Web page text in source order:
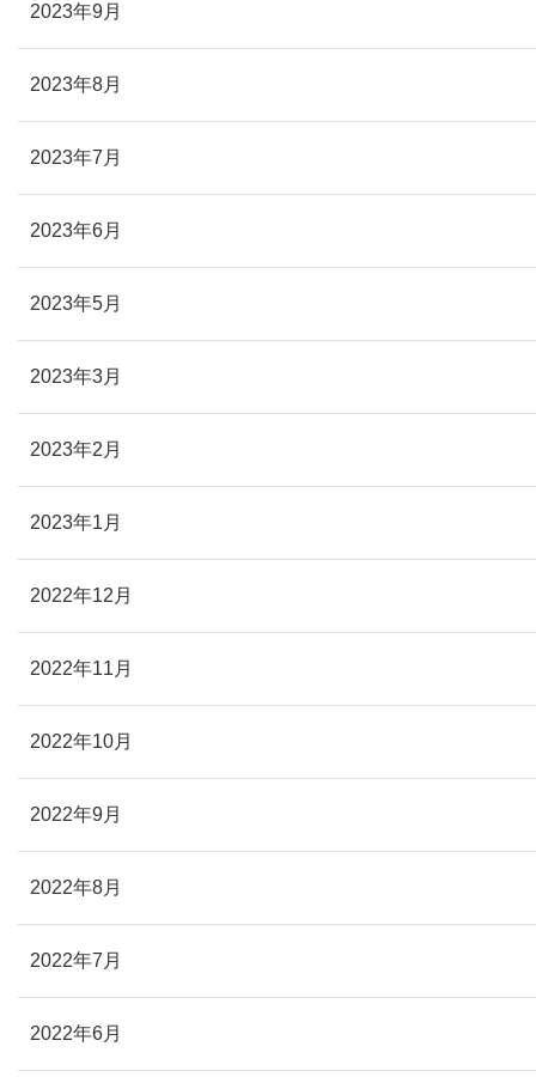
2023年9月
2023年8月
2023年7月
2023年6月
2023年5月
2023年3月
2023年2月
2023年1月
2022年12月
2022年11月
2022年10月
2022年9月
2022年8月
2022年7月
2022年6月